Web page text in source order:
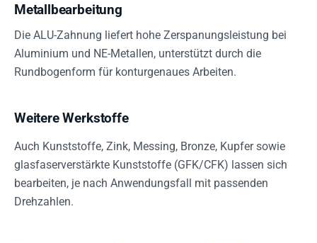
Metallbearbeitung
Die ALU-Zahnung liefert hohe Zerspanungsleistung bei
Aluminium und NE-Metallen, unterstützt durch die
Rundbogenform für konturgenaues Arbeiten.
Weitere Werkstoffe
Auch Kunststoffe, Zink, Messing, Bronze, Kupfer sowie
glasfaserverstärkte Kunststoffe (GFK/CFK) lassen sich
bearbeiten, je nach Anwendungsfall mit passenden
Drehzahlen.